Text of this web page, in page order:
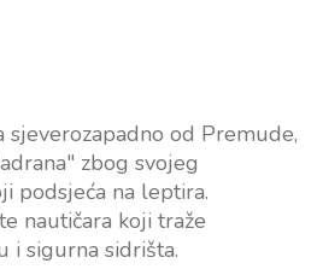
od Premude,
zbog svojeg
podsjeća na leptira.
nautičara koji traže
i sigurna sidrišta.